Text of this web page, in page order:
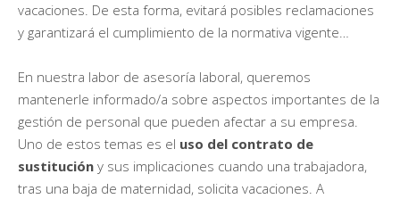
vacaciones. De esta forma, evitará posibles reclamaciones
y garantizará el cumplimiento de la normativa vigente…
En nuestra labor de asesoría laboral, queremos
mantenerle informado/a sobre aspectos importantes de la
gestión de personal que pueden afectar a su empresa.
Uno de estos temas es el uso del contrato de
sustitución y sus implicaciones cuando una trabajadora,
tras una baja de maternidad, solicita vacaciones. A